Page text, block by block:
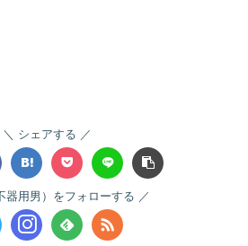
シェアする
器用男）をフォローする